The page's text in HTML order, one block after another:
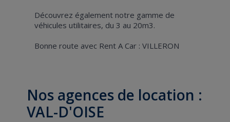
Découvrez également notre gamme de
véhicules utilitaires, du 3 au 20m3.
Bonne route avec Rent A Car : VILLERON
Nos agences de location :
VAL-D'OISE